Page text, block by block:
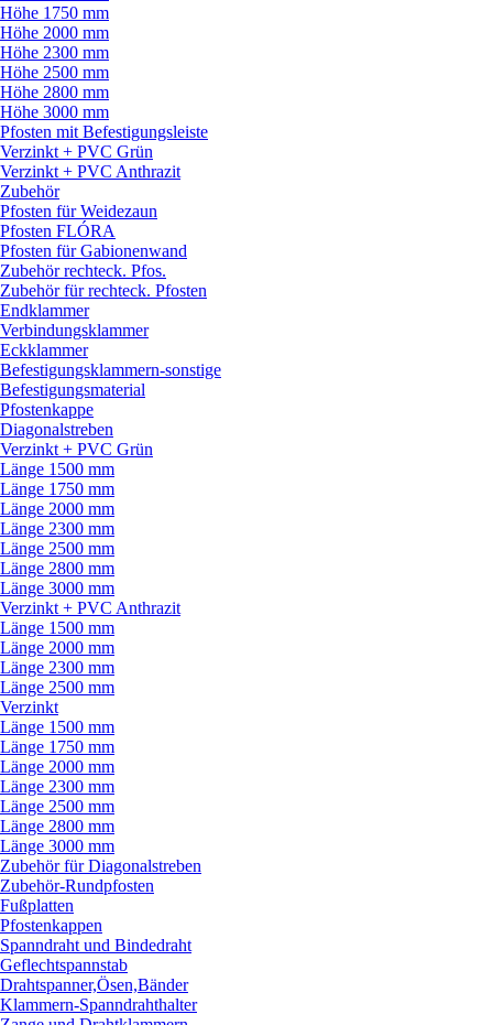
Höhe 1750 mm
Höhe 2000 mm
Höhe 2300 mm
Höhe 2500 mm
Höhe 2800 mm
Höhe 3000 mm
Pfosten mit Befestigungsleiste
Verzinkt + PVC Grün
Verzinkt + PVC Anthrazit
Zubehör
Pfosten für Weidezaun
Pfosten FLÓRA
Pfosten für Gabionenwand
Zubehör rechteck. Pfos.
Zubehör für rechteck. Pfosten
Endklammer
Verbindungsklammer
Eckklammer
Befestigungsklammern-sonstige
Befestigungsmaterial
Pfostenkappe
Diagonalstreben
Verzinkt + PVC Grün
Länge 1500 mm
Länge 1750 mm
Länge 2000 mm
Länge 2300 mm
Länge 2500 mm
Länge 2800 mm
Länge 3000 mm
Verzinkt + PVC Anthrazit
Länge 1500 mm
Länge 2000 mm
Länge 2300 mm
Länge 2500 mm
Verzinkt
Länge 1500 mm
Länge 1750 mm
Länge 2000 mm
Länge 2300 mm
Länge 2500 mm
Länge 2800 mm
Länge 3000 mm
Zubehör für Diagonalstreben
Zubehör-Rundpfosten
Fußplatten
Pfostenkappen
Spanndraht und Bindedraht
Geflechtspannstab
Drahtspanner,Ösen,Bänder
Klammern-Spanndrahthalter